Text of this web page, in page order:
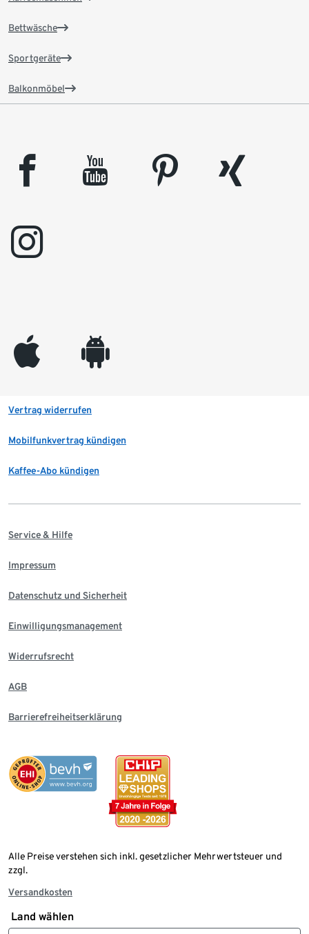
Bettwäsche
Sportgeräte
Balkonmöbel
facebook youtube pinterest
xing
instagram
appleinc android
Vertrag widerrufen
Mobilfunkvertrag kündigen
Kaffee-Abo kündigen
Service & Hilfe
Impressum
Datenschutz und Sicherheit
Einwilligungsmanagement
Widerrufsrecht
AGB
Barrierefreiheitserklärung
Alle Preise verstehen sich inkl. gesetzlicher Mehrwertsteuer und
zzgl.
Versandkosten
Land wählen